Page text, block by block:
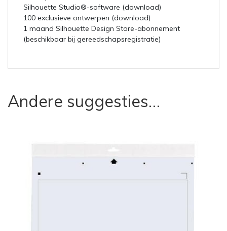
Silhouette Studio®-software (download)
100 exclusieve ontwerpen (download)
1 maand Silhouette Design Store-abonnement
(beschikbaar bij gereedschapsregistratie)
Andere suggesties…